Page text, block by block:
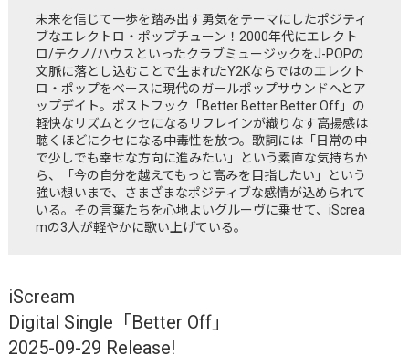
未来を信じて一歩を踏み出す勇気をテーマにしたポジティ
ブなエレクトロ・ポップチューン！2000年代にエレクト
ロ/テクノ/ハウスといったクラブミュージックをJ-POPの
文脈に落とし込むことで生まれたY2Kならではのエレクト
ロ・ポップをベースに現代のガールポップサウンドへとア
ップデイト。ポストフック「Better Better Better Off」の
軽快なリズムとクセになるリフレインが織りなす高揚感は
聴くほどにクセになる中毒性を放つ。歌詞には「日常の中
で少しでも幸せな方向に進みたい」という素直な気持ちか
ら、「今の自分を越えてもっと高みを目指したい」という
強い想いまで、さまざまなポジティブな感情が込められて
いる。その言葉たちを心地よいグルーヴに乗せて、iScrea
mの3人が軽やかに歌い上げている。
iScream
Digital Single「Better Off」
2025-09-29 Release!